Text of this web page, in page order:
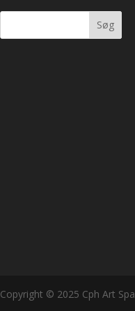
Søg
Copyright © 2025 Cph Art